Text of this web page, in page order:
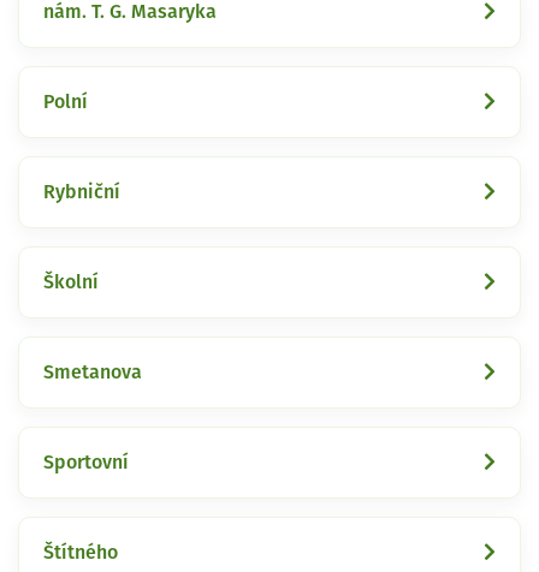
nám. T. G. Masaryka
Polní
Rybniční
Školní
Smetanova
Sportovní
Štítného